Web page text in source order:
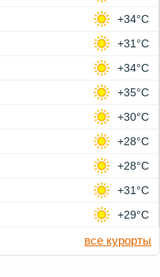
+34°C
+31°C
+34°C
+35°C
+30°C
+28°C
+28°C
+31°C
+29°C
все курорты